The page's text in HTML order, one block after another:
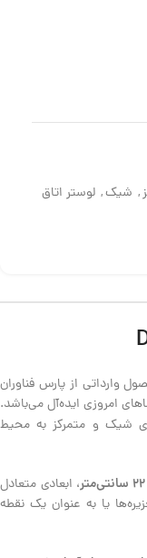
, شیک, لوستر اتاق
وارداتی از پارس فناوران
امروزی ایده‌آل می‌باشد.
شیک و متمرکز به محیط
، ابعادی متعادل
یا به عنوان یک نقطه